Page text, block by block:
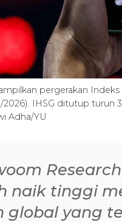
pergerakan Indeks
IHSG ditutup turun
Adha/YU
naik tinggi
global yang